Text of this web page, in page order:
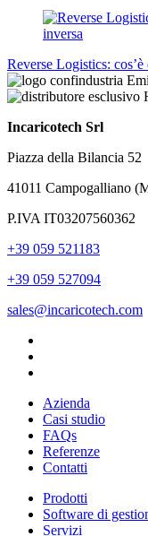
Reverse Logistics:
Incaricotech Srl
Piazza della Bilancia 52
41011 Campogalliano
P.IVA IT03207560362
+39 059 521183
+39 059 527094
sales@incaricotech.com
Azienda
Casi studio
FAQs
Referenze
Contatti
Prodotti
Software di
Servizi